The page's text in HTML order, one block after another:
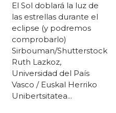
El Sol doblará la luz de
las estrellas durante el
eclipse (y podremos
comprobarlo)
Sirbouman/Shutterstock
Ruth Lazkoz,
Universidad del País
Vasco / Euskal Herriko
Unibertsitatea...